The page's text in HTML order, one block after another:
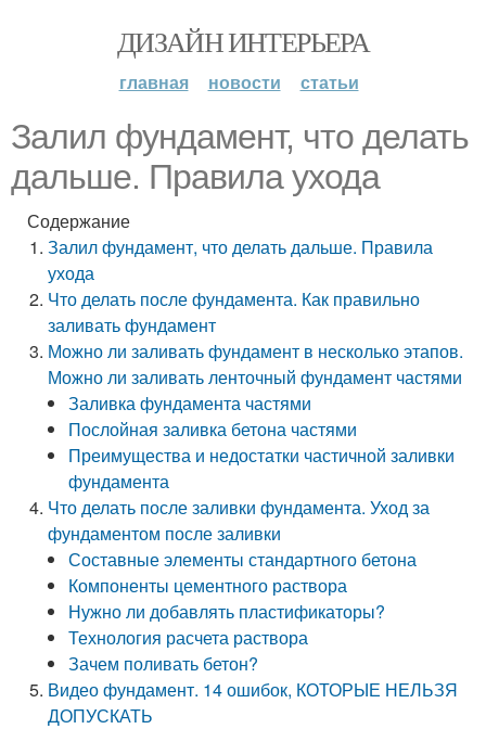
ДИЗАЙН ИНТЕРЬЕРА
главная новости статьи
Залил фундамент, что делать
дальше. Правила ухода
Содержание
Залил фундамент, что делать дальше. Правила
ухода
Что делать после фундамента. Как правильно
заливать фундамент
Можно ли заливать фундамент в несколько этапов.
Можно ли заливать ленточный фундамент частями
Заливка фундамента частями
Послойная заливка бетона частями
Преимущества и недостатки частичной заливки
фундамента
Что делать после заливки фундамента. Уход за
фундаментом после заливки
Составные элементы стандартного бетона
Компоненты цементного раствора
Нужно ли добавлять пластификаторы?
Технология расчета раствора
Зачем поливать бетон?
Видео фундамент. 14 ошибок, КОТОРЫЕ НЕЛЬЗЯ
ДОПУСКАТЬ